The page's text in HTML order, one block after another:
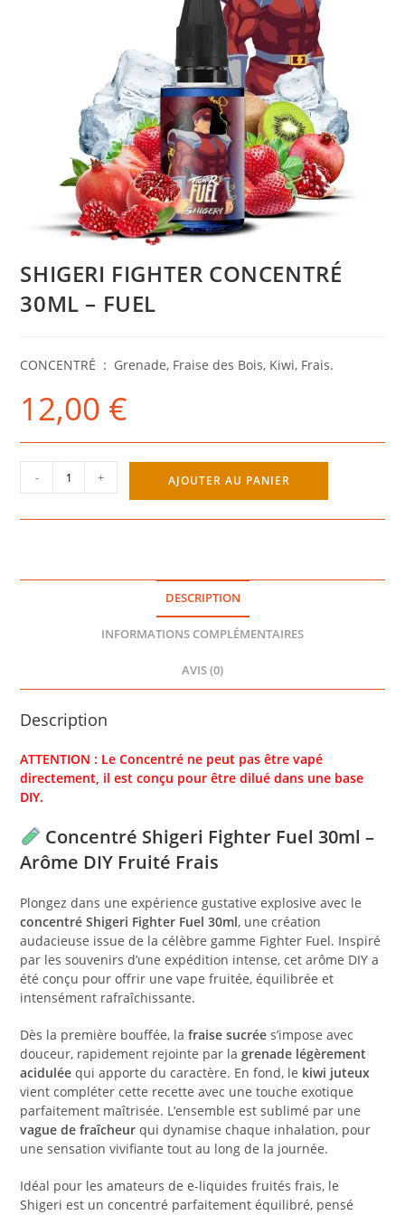
SHIGERI FIGHTER CONCENTRÉ
30ML – FUEL
CONCENTRÉ : Grenade, Fraise des Bois, Kiwi, Frais.
12,00 €
quantité
de
-
- + AJOUTER AU PANIER
DESCRIPTION
INFORMATIONS COMPLÉMENTAIRES
AVIS (0)
Description
ATTENTION : Le Concentré ne peut pas être vapé
directement, il est conçu pour être dilué dans une base
DIY.
Concentré Shigeri Fighter Fuel 30ml –
Arôme DIY Fruité Frais
Plongez dans une expérience gustative explosive avec le
concentré Shigeri Fighter Fuel 30ml, une création
audacieuse issue de la célèbre gamme Fighter Fuel. Inspiré
par les souvenirs d’une expédition intense, cet arôme DIY a
été conçu pour offrir une vape fruitée, équilibrée et
intensément rafraîchissante.
Dès la première bouffée, lafraise sucrée s’impose avec
douceur, rapidement rejointe par lagrenade légèrement
acidulée qui apporte du caractère. En fond, le kiwi juteux
vient compléter cette recette avec une touche exotique
parfaitement maîtrisée. L’ensemble est sublimé par une
vague de fraîcheur qui dynamise chaque inhalation, pour
une sensation vivifiante tout au long de la journée.
Idéal pour les amateurs de e-liquides fruités frais, le
Shigeri est un concentré parfaitement équilibré, pensé